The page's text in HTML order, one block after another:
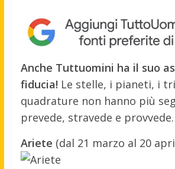
Anche Tuttuomini ha il suo
fiducia!Le stelle, i pianeti, i
quadrature non hanno più
prevede, stravede e
Ariete (dal 21 marzo al 20